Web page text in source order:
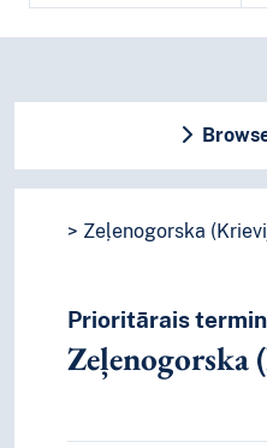
Zeļenogorska
Prioritārais
Zeļenogorska